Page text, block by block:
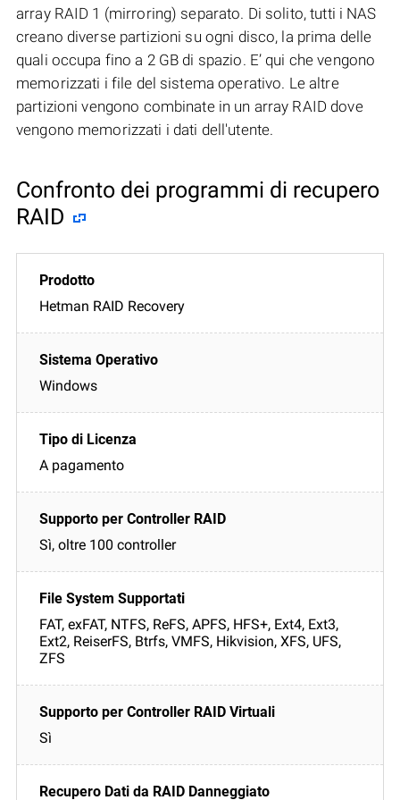
array RAID 1 (mirroring) separato. Di solito, tutti i NAS
creano diverse partizioni su ogni disco, la prima delle
quali occupa fino a 2 GB di spazio. E’ qui che vengono
memorizzati i file del sistema operativo. Le altre
partizioni vengono combinate in un array RAID dove
vengono memorizzati i dati dell'utente.
Confronto dei programmi di recupero
RAID
Hetman RAID Recovery
Windows
A pagamento
Sì, oltre 100 controller
FAT, exFAT, NTFS, ReFS, APFS, HFS+, Ext4, Ext3,
Ext2, ReiserFS, Btrfs, VMFS, Hikvision, XFS, UFS,
ZFS
Sì